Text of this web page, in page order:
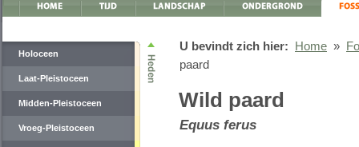
Holoceen
Laat-Pleistoceen
Midden-Pleistoceen
Vroeg-Pleistoceen
U bevindt zich hier: Home »
paard
Wild paard
Equus ferus